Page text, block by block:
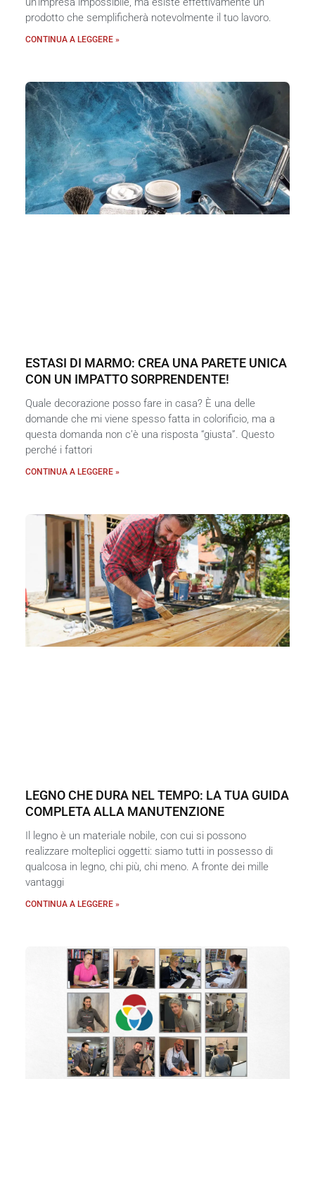
prodotto che semplificherà notevolmente il tuo lavoro.
CONTINUA A LEGGERE »
ESTASI DI MARMO: CREA UNA PARETE UNICA
CON UN IMPATTO SORPRENDENTE!
Quale decorazione posso fare in casa? È una delle
domande che mi viene spesso fatta in colorificio, ma a
questa domanda non c’è una risposta “giusta”. Questo
perché i fattori
CONTINUA A LEGGERE »
LEGNO CHE DURA NEL TEMPO: LA TUA GUIDA
COMPLETA ALLA MANUTENZIONE
Il legno è un materiale nobile, con cui si possono
realizzare molteplici oggetti: siamo tutti in possesso di
qualcosa in legno, chi più, chi meno. A fronte dei mille
vantaggi
CONTINUA A LEGGERE »